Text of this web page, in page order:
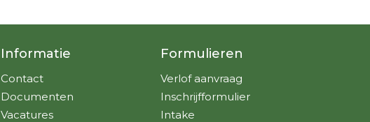
Informatie
Contact
Documenten
Vacatures
Formulieren
Verlof aanvraag
Inschrijfformulier
Intake